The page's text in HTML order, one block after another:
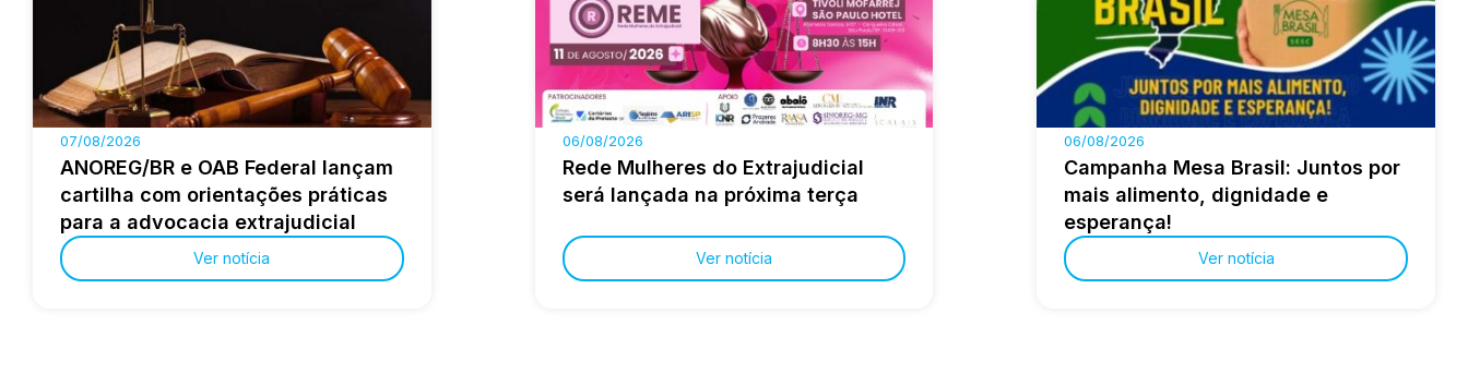
07/08/2026
ANOREG/BR e OAB Federal lançam
cartilha com orientações práticas
para a advocacia extrajudicial
Ver notícia
06/08/2026
Rede Mulheres do Extrajudicial
será lançada na próxima terça
Ver notícia
06/08/2026
Campanha Mesa Brasil: Juntos por
mais alimento, dignidade e
esperança!
Ver notícia